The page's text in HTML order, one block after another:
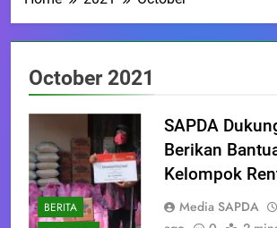
October 2021
BERITA
SAPDA
Berikan
Kelompok
Media SAPDA